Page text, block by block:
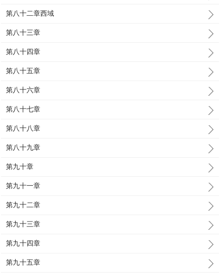
第八十二章西域
第八十三章
第八十四章
第八十五章
第八十六章
第八十七章
第八十八章
第八十九章
第九十章
第九十一章
第九十二章
第九十三章
第九十四章
第九十五章